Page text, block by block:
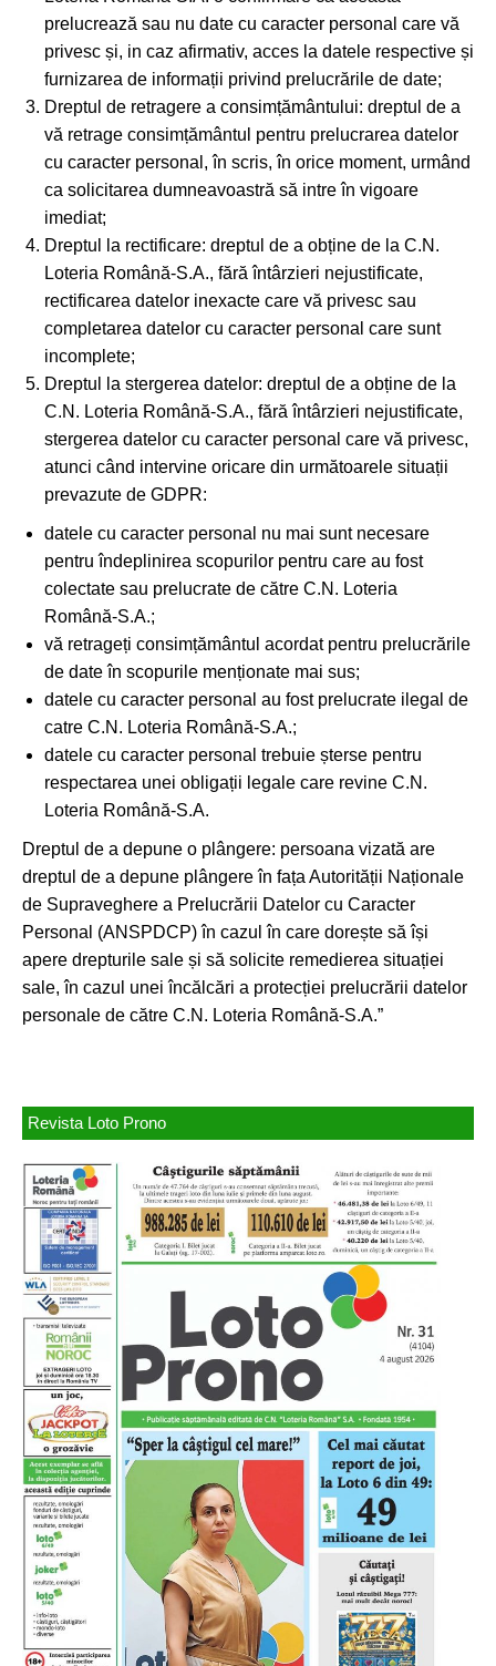
prelucrează sau nu date cu caracter personal care vă
privesc și, in caz afirmativ, acces la datele respective și
furnizarea de informații privind prelucrările de date;
Dreptul de retragere a consimțământului: dreptul de a
vă retrage consimțământul pentru prelucrarea datelor
cu caracter personal, în scris, în orice moment, urmând
ca solicitarea dumneavoastră să intre în vigoare
imediat;
Dreptul la rectificare: dreptul de a obține de la C.N.
Loteria Română-S.A., fără întârzieri nejustificate,
rectificarea datelor inexacte care vă privesc sau
completarea datelor cu caracter personal care sunt
incomplete;
Dreptul la stergerea datelor: dreptul de a obține de la
C.N. Loteria Română-S.A., fără întârzieri nejustificate,
stergerea datelor cu caracter personal care vă privesc,
atunci când intervine oricare din următoarele situații
prevazute de GDPR:
datele cu caracter personal nu mai sunt necesare
pentru îndeplinirea scopurilor pentru care au fost
colectate sau prelucrate de către C.N. Loteria
Română-S.A.;
vă retrageți consimțământul acordat pentru prelucrările
de date în scopurile menționate mai sus;
datele cu caracter personal au fost prelucrate ilegal de
catre C.N. Loteria Română-S.A.;
datele cu caracter personal trebuie șterse pentru
respectarea unei obligații legale care revine C.N.
Loteria Română-S.A.
Dreptul de a depune o plângere: persoana vizată are
dreptul de a depune plângere în fața Autorității Naționale
de Supraveghere a Prelucrării Datelor cu Caracter
Personal (ANSPDCP) în cazul în care dorește să își
apere drepturile sale și să solicite remedierea situației
sale, în cazul unei încălcări a protecției prelucrării datelor
personale de către C.N. Loteria Română-S.A.”
Revista Loto Prono